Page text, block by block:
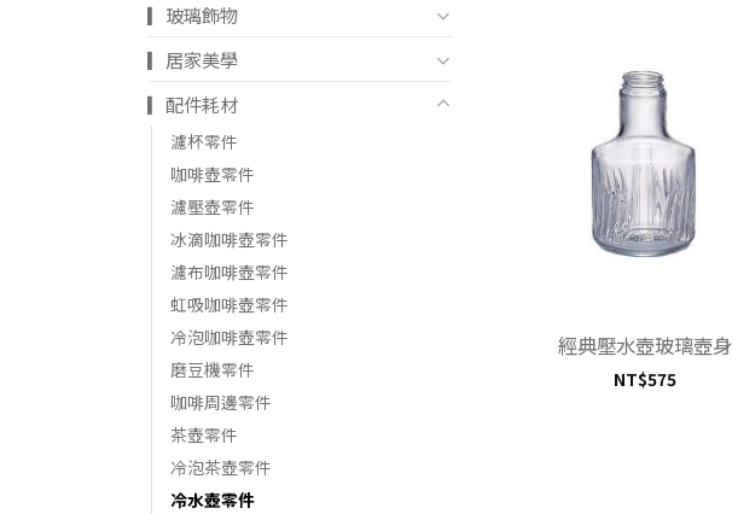
▎玻璃飾物
▎居家美學
▎配件耗材
濾杯零件
咖啡壺零件
濾壓壺零件
冰滴咖啡壺零件
濾布咖啡壺零件
虹吸咖啡壺零件
冷泡咖啡壺零件
磨豆機零件
咖啡周邊零件
茶壺零件
冷泡茶壺零件
冷水壺零件
經典壓水壺玻璃壺身
NT$575